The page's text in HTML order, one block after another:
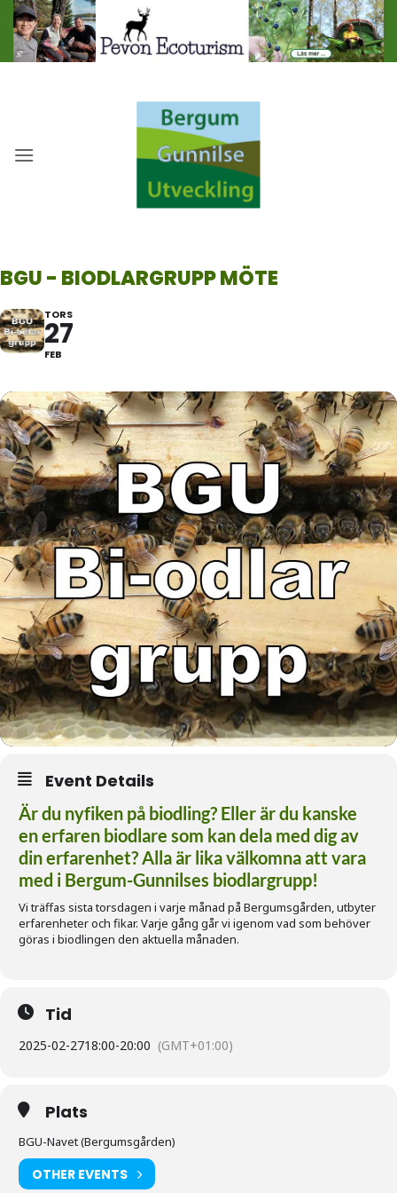
Skip
content
BGU - BIODLARGRUPP MÖTE
TORS
27
FEB
Event Details
Är du nyfiken på biodling? Eller är du kanske
en erfaren biodlare som kan dela med dig av
din erfarenhet? Alla är lika välkomna att vara
med i Bergum-Gunnilses biodlargrupp!
Vi träffas sista torsdagen i varje månad på Bergumsgården, utbyter
erfarenheter och fikar. Varje gång går vi igenom vad som behöver
göras i biodlingen den aktuella månaden.
Tid
2025-02-2718:00-20:00 (GMT+01:00)
Plats
BGU-Navet (Bergumsgården)
OTHER EVENTS